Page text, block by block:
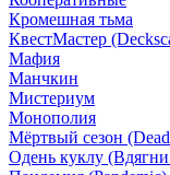
Кромешная тьма
КвестМастер
Мафия
Манчкин
Мистериум
Монополия
Мёртвый сезон
Одень куклу (Вдягни